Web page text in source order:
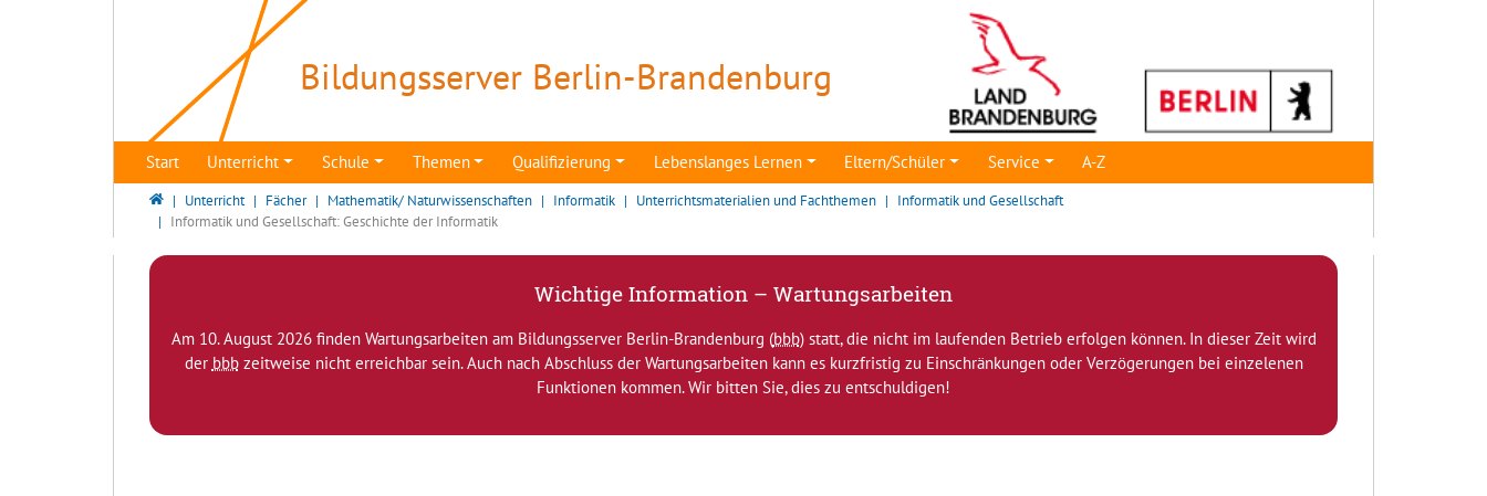
Bildungsserver Berlin-Brandenburg
Start Unterricht Schule Themen Qualifizierung Lebenslanges Lernen Eltern/Schüler Service A-Z
Bildungsserver Berlin - Brandenburg
Unterricht Fächer Mathematik/ Naturwissenschaften Informatik Unterrichtsmaterialien und Fachthemen
Informatik und Gesellschaft
Informatik und Gesellschaft: Geschichte der Informatik
Wichtige Information – Wartungsarbeiten
Am 10. August 2026 finden Wartungsarbeiten am Bildungsserver Berlin-Brandenburg (bbb) statt, die nicht im laufenden Betrieb erfolgen können. In dieser Zeit wird
der bbbzeitweise nicht erreichbar sein. Auch nach Abschluss der Wartungsarbeiten kann es kurzfristig zu Einschränkungen oder Verzögerungen bei einzelenen
Funktionen kommen. Wir bitten Sie, dies zu entschuldigen!